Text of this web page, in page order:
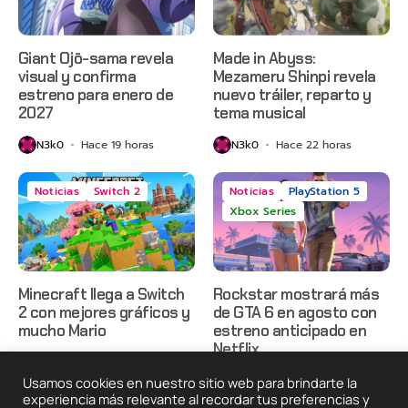
Giant Ojō-sama revela
visual y confirma
estreno para enero de
2027
N3k0 Hace 19 horas
Made in Abyss:
Mezameru Shinpi revela
nuevo tráiler, reparto y
tema musical
N3k0 Hace 22 horas
Noticias Switch 2
Minecraft llega a Switch
2 con mejores gráficos y
mucho Mario
Noticias
PlayStation 5
Xbox Series
Rockstar mostrará más
de GTA 6 en agosto con
estreno anticipado en
Netflix
N3k0 Hace 2 días
Usamos cookies en nuestro sitio web para brindarte la
experiencia más relevante al recordar tus preferencias y